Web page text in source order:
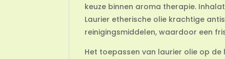
keuze binnen aroma therapie.
Laurier etherische olie krachtige
reinigingsmiddelen, waardoor een
Het toepassen van laurier olie op